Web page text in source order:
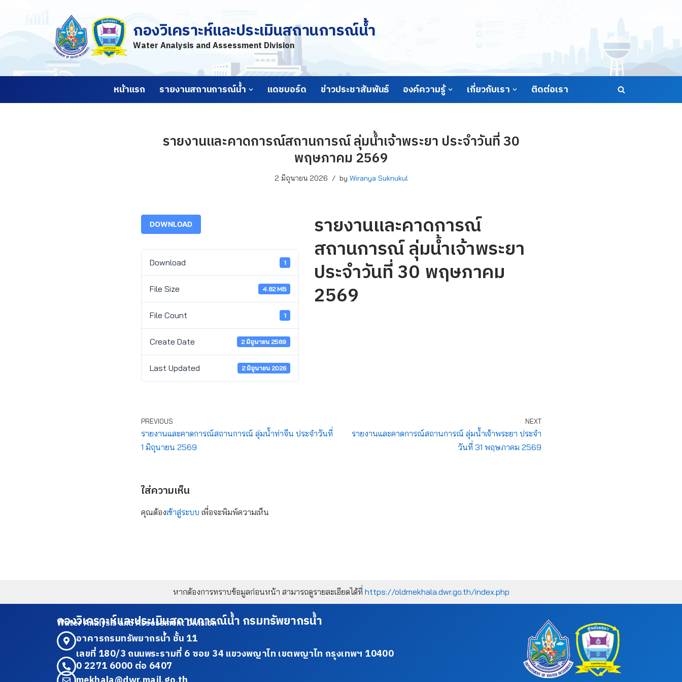
กองวิเคราะห์และประเมินสถานการณ์น้ำ
Water Analysis and Assessment Division
หน้าแรก รายงานสถานการณ์น้ำ แดชบอร์ด ข่าวประชาสัมพันธ์ องค์ความรู้ เกี่ยวกับเรา ติดต่อเรา
รายงานและคาดการณ์สถานการณ์ ลุ่มน้ำเจ้าพระยา ประจำวันที่ 30
พฤษภาคม 2569
2 มิถุนายน 2026 by Wiranya Suknukul
DOWNLOAD
Download 1
File Size 4.82 MB
File Count 1
Create Date 2 มิถุนายน 2569
Last Updated 2 มิถุนายน 2026
รายงานและคาดการณ์
สถานการณ์ ลุ่มน้ำเจ้าพระยา
ประจำวันที่ 30 พฤษภาคม
2569
PREVIOUS
รายงานและคาดการณ์สถานการณ์ ลุ่มน้ำท่าจีน ประจำวันที่
1 มิถุนายน 2569
NEXT
รายงานและคาดการณ์สถานการณ์ ลุ่มน้ำเจ้าพระยา ประจำ
วันที่ 31 พฤษภาคม 2569
ใส่ความเห็น
คุณต้องเข้าสู่ระบบ เพื่อจะพิมพ์ความเห็น
หากต้องการทราบข้อมูลก่อนหน้า สามารถดูรายละเอียดได้ที่ https://oldmekhala.dwr.go.th/index.php
กองวิเคราะห์และประเมินสถานการณ์น้ำ กรมทรัพยากรน้ำ
Water Analysis and Assessment Division
อาคารกรมทรัพยากรน้ำ ชั้น 11
เลขที่ 180/3 ถนนพระรามที่ 6 ซอย 34 แขวงพญาไท เขตพญาไท กรุงเทพฯ 10400
0 2271 6000 ต่อ 6407